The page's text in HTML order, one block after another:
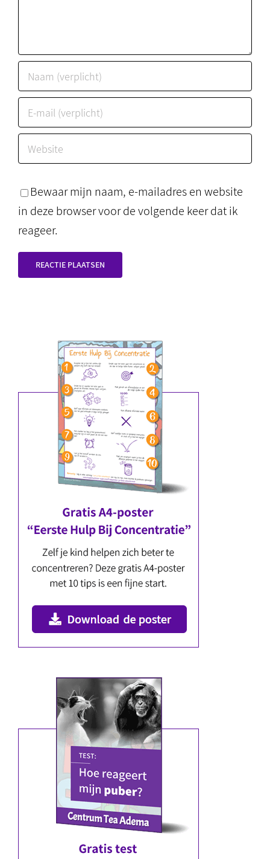
Bewaar mijn naam, e-mailadres en website
in deze browser voor de volgende keer dat ik
reageer.